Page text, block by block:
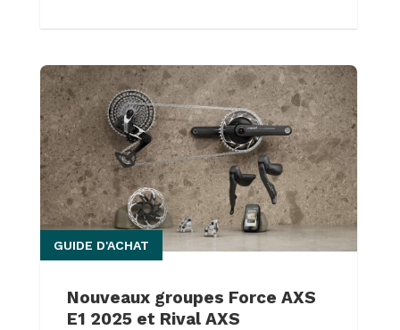
Nouveaux groupes Force AXS
E1 2025 et Rival AXS
GUIDE D'ACHAT